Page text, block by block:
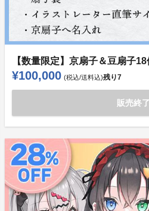
【数量限定】京扇子＆豆扇子
¥100,000 (税込/送料込)残り7
販売終了